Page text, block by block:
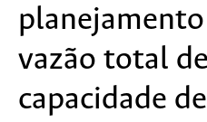
vazão total
capacidade